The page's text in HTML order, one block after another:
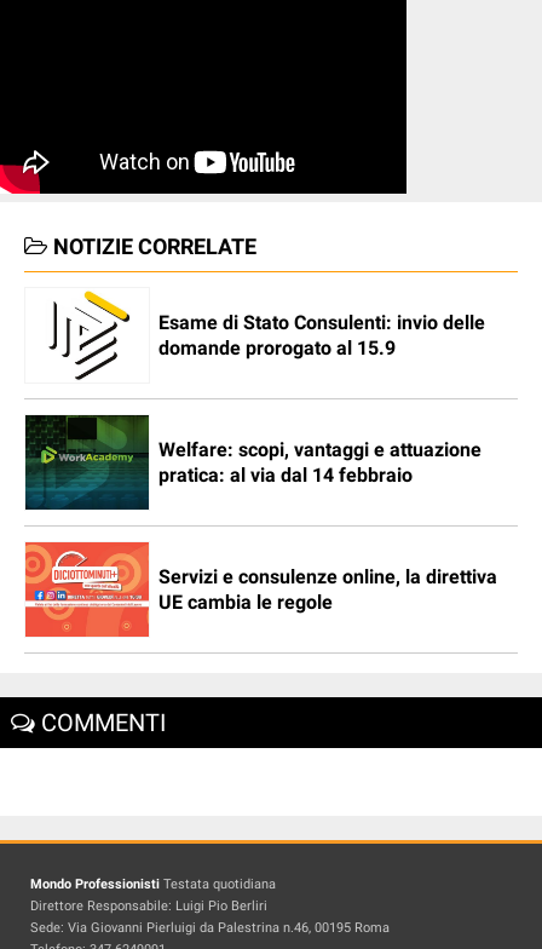
NOTIZIE CORRELATE
Esame di Stato Consulenti: invio delle
domande prorogato al 15.9
Welfare: scopi, vantaggi e attuazione
pratica: al via dal 14 febbraio
Servizi e consulenze online, la direttiva
UE cambia le regole
COMMENTI
Mondo Professionisti Testata quotidiana
Direttore Responsabile: Luigi Pio Berliri
Sede: Via Giovanni Pierluigi da Palestrina n.46, 00195 Roma